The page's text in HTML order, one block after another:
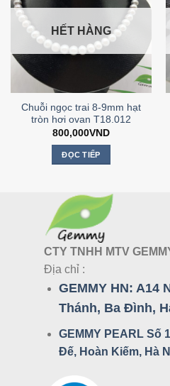
HẾT HÀNG
Chuỗi ngọc trai 8-9mm hạt
tròn hơi ovan T18.012
800,000VND
ĐỌC TIẾP
CTY TNHH MTV
Địa chỉ :
GEMMY HN: A14
Thánh, Ba Đình,
GEMMY PEARL Số
Đế, Hoàn Kiếm, Hà